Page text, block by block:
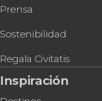
Prensa
Sostenibilidad
Regala Civitatis
Inspiración